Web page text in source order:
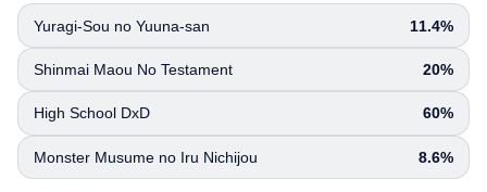
Yuragi-Sou no Yuuna-san 11.4%
Shinmai Maou No Testament 20%
High School DxD 60%
Monster Musume no Iru Nichijou 8.6%